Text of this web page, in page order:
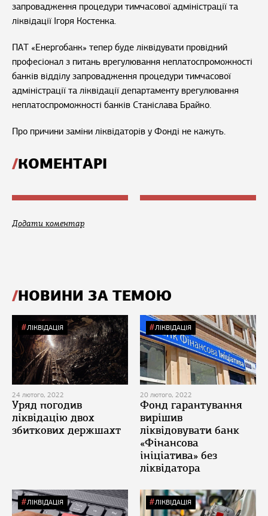
запровадження процедури тимчасової адміністрації та
ліквідації Ігоря Костенка.
ПАТ «Енергобанк» тепер буде ліквідувати провідний
професіонал з питань врегулювання неплатоспроможності
банків відділу запровадження процедури тимчасової
адміністрації та ліквідації департаменту врегулювання
неплатоспроможності банків Станіслава Брайко.
Про причини заміни ліквідаторів у Фонді не кажуть.
КОМЕНТАРІ
Додати коментар
НОВИНИ ЗА ТЕМОЮ
ЛІКВІДАЦІЯ
24 лютого, 2022
Уряд погодив
ліквідацію двох
збиткових держшахт
ЛІКВІДАЦІЯ
20 лютого, 2022
Фонд гарантування
вирішив
ліквідовувати банк
«Фінансова
ініціатива» без
ліквідатора
ЛІКВІДАЦІЯ ЛІКВІДАЦІЯ